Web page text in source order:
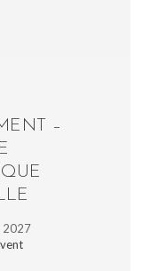
–
2027